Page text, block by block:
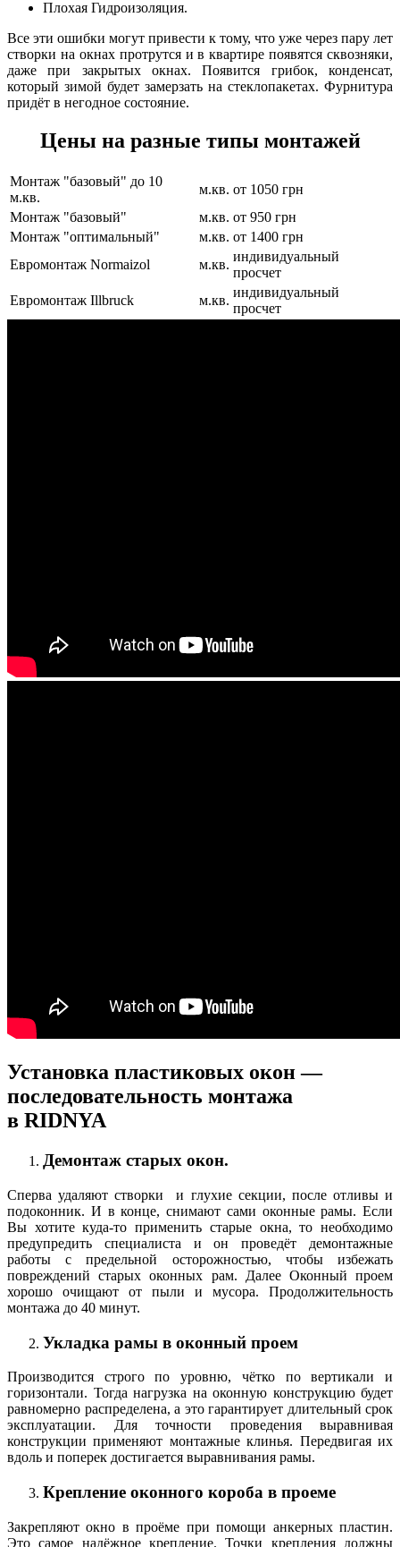
Плохая Гидроизоляция.
Все эти ошибки могут привести к тому, что уже через пару лет
створки на окнах протрутся и в квартире появятся сквозняки,
даже при закрытых окнах. Появится грибок, конденсат,
который зимой будет замерзать на стеклопакетах. Фурнитура
придёт в негодное состояние.
Цены на разные типы монтажей
Монтаж "базовый" до 10
м.кв.
м.кв. от 1050 грн
Монтаж "базовый"
м.кв. от 950 грн
Монтаж "оптимальный"
м.кв. от 1400 грн
Евромонтаж Normaizol
м.кв.
индивидуальный
просчет
Евромонтаж Illbruck
м.кв.
индивидуальный
просчет
Установка пластиковых окон —
последовательность монтажа
в RIDNYA
Демонтаж старых окон.
Сперва удаляют створки и глухие секции, после отливы и
подоконник. И в конце, снимают сами оконные рамы. Если
Вы хотите куда-то применить старые окна, то необходимо
предупредить специалиста и он проведёт демонтажные
работы с предельной осторожностью, чтобы избежать
повреждений старых оконных рам. Далее Оконный проем
хорошо очищают от пыли и мусора. Продолжительность
монтажа до 40 минут.
Укладка рамы в оконный проем
Производится строго по уровню, чётко по вертикали и
горизонтали. Тогда нагрузка на оконную конструкцию будет
равномерно распределена, а это гарантирует длительный срок
эксплуатации. Для точности проведения выравнивая
конструкции применяют монтажные клинья. Передвигая их
вдоль и поперек достигается выравнивания рамы.
Крепление оконного короба в проеме
Закрепляют окно в проёме при помощи анкерных пластин.
Это самое надёжное крепление. Точки крепления должны